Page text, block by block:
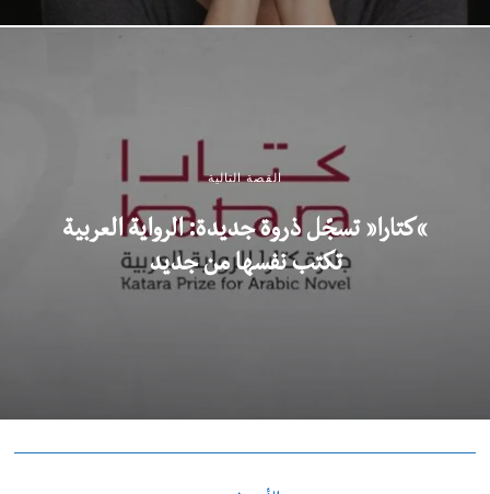
القصة التالية
“كتارا” تسجّل ذروة جديدة: الرواية العربية
تكتب نفسها من جديد